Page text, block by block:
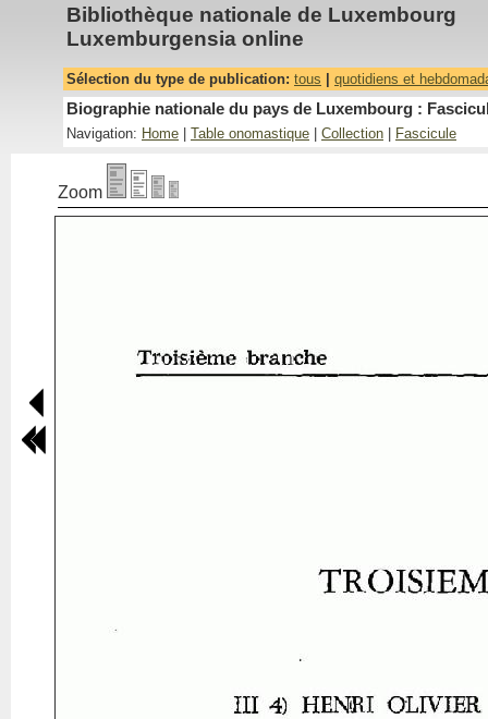
Bibliothèque nationale de Luxembourg
Luxemburgensia online
Sélection du type de publication: tous quotidiens et
Biographie nationale du pays de Luxembourg :
Navigation: Home Table onomastique Collection Fascicule
Zoom